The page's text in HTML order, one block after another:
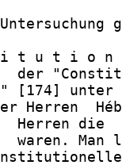
t u t i o
der
[174]
Herren
Herren die
waren. Man